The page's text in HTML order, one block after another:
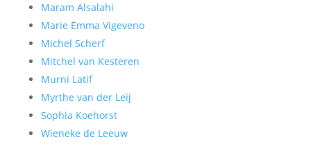
Maram Alsalahi
Marie Emma Vigeveno
Michel Scherf
Mitchel van Kesteren
Murni Latif
Myrthe van der Leij
Sophia Koehorst
Wieneke de Leeuw